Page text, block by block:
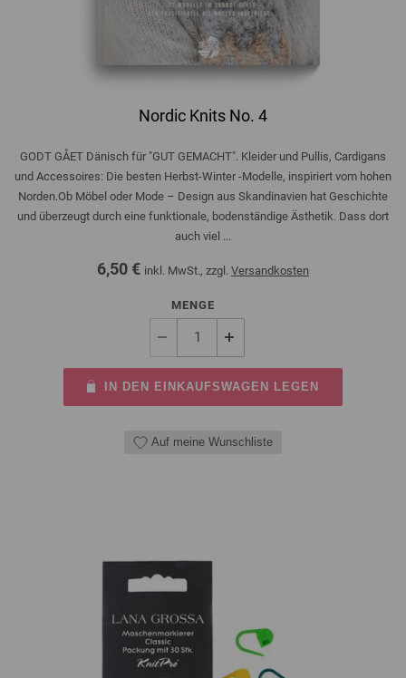
Nordic Knits No. 4
GODT GÅET Dänisch für "GUT GEMACHT". Kleider und Pullis, Cardigans
und Accessoires: Die besten Herbst-Winter -Modelle, inspiriert vom hohen
Norden.Ob Möbel oder Mode – Design aus Skandinavien hat Geschichte
und überzeugt durch eine funktionale, bodenständige Ästhetik. Dass dort
auch viel ...
6,50 € inkl. MwSt., zzgl. Versandkosten
MENGE
IN DEN EINKAUFSWAGEN LEGEN
Auf meine Wunschliste